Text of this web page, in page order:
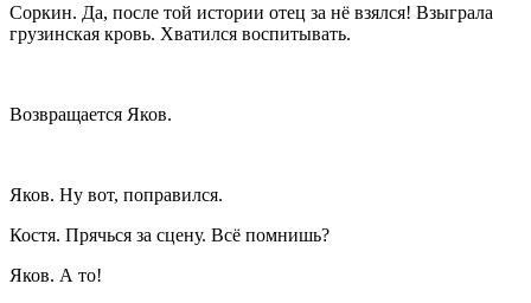
Соркин. Да, после той истории отец за нё взялся! Взыграла
грузинская кровь. Хватился воспитывать.
Возвращается Яков.
Яков. Ну вот, поправился.
Костя. Прячься за сцену. Всё помнишь?
Яков. А то!